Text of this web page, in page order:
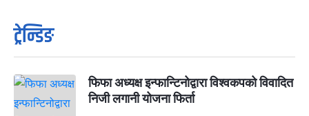
ट्रेन्डिङ
फिफा अध्यक्ष इन्फान्टिनोद्वारा विश्वकपको विवादित
निजी लगानी योजना फिर्ता